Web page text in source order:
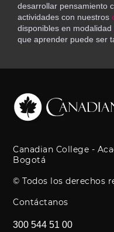
desarrollar pensamiento
actividades con nuestros
disponibles en modalidad
que aprender puede ser
Canadian College -
Bogotá
© Todos los derechos
Contáctanos
300 544 51 00